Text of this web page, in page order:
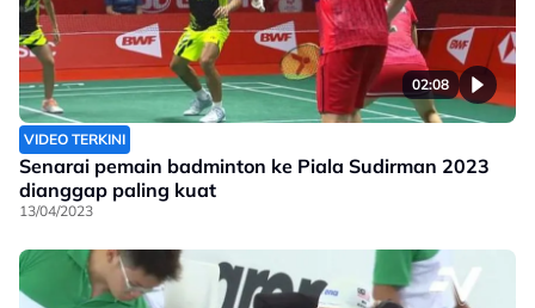
02:08
VIDEO TERKINI
Senarai pemain badminton ke Piala Sudirman 2023
dianggap paling kuat
13/04/2023